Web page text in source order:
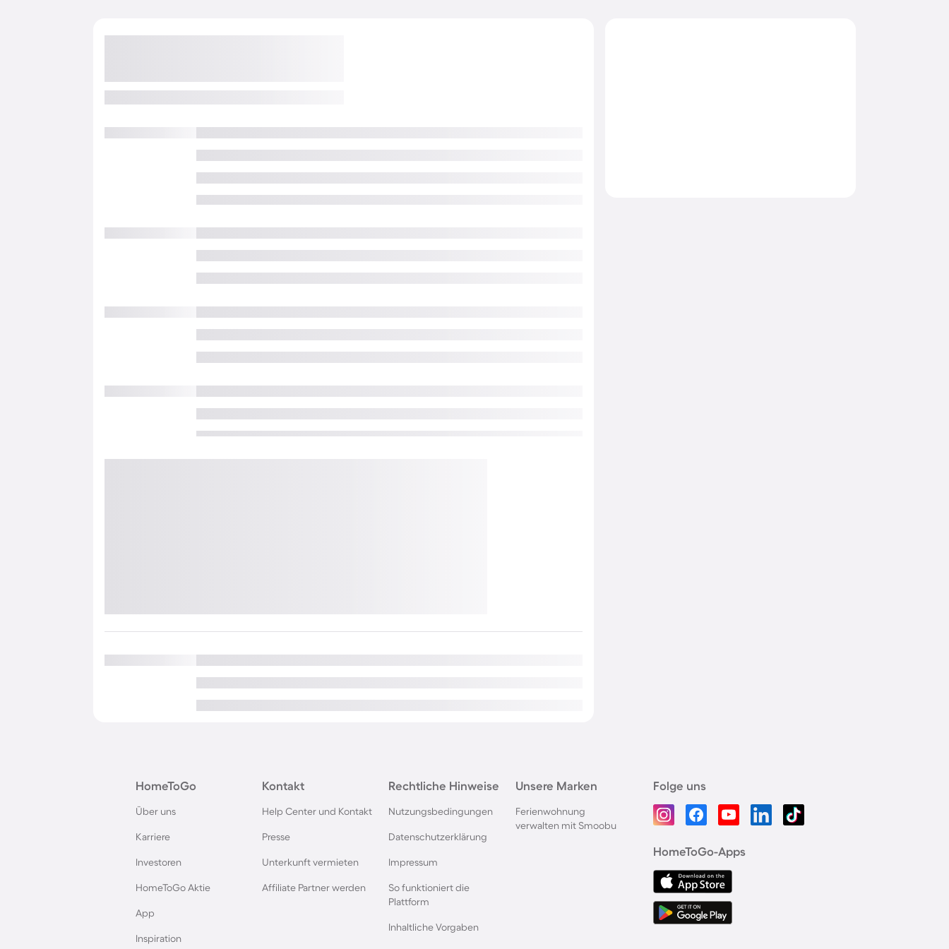
HomeToGo
Über uns
Karriere
Investoren
HomeToGo Aktie
App
Inspiration
Kontakt
Help Center und Kontakt
Presse
Unterkunft vermieten
Affiliate Partner werden
Rechtliche Hinweise
Nutzungsbedingungen
Datenschutzerklärung
Impressum
So funktioniert die
Plattform
Inhaltliche Vorgaben
Unsere Marken
Ferienwohnung
verwalten mit Smoobu
Folge uns
HomeToGo-Apps